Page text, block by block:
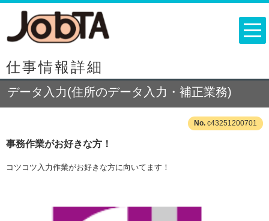
仕事情報詳細
データ入力(住所のデータ入力・補正業務)
c43251200701
事務作業がお好きな方！
コツコツ入力作業がお好きな方に向いてます！